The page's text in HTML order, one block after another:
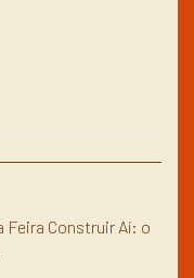
Feira Construir Aí: o